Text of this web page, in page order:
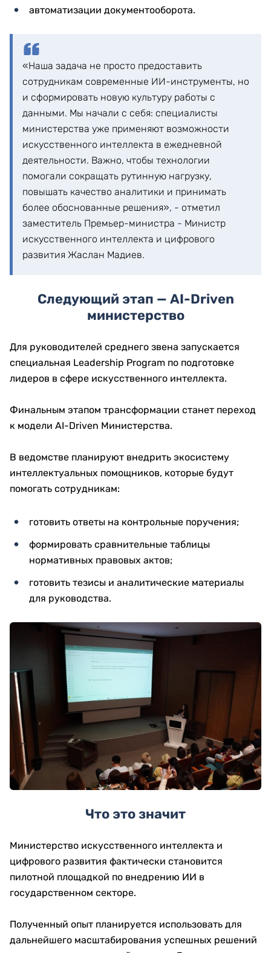
автоматизации документооборота.
«Наша задача не просто предоставить
сотрудникам современные ИИ-инструменты, но
и сформировать новую культуру работы с
данными. Мы начали с себя: специалисты
министерства уже применяют возможности
искусственного интеллекта в ежедневной
деятельности. Важно, чтобы технологии
помогали сокращать рутинную нагрузку,
повышать качество аналитики и принимать
более обоснованные решения», - отметил
заместитель Премьер-министра - Министр
искусственного интеллекта и цифрового
развития Жаслан Мадиев.
Следующий этап — AI-Driven
министерство
Для руководителей среднего звена запускается
специальная Leadership Program по подготовке
лидеров в сфере искусственного интеллекта.
Финальным этапом трансформации станет переход
к модели AI-Driven Министерства.
В ведомстве планируют внедрить экосистему
интеллектуальных помощников, которые будут
помогать сотрудникам:
готовить ответы на контрольные поручения;
формировать сравнительные таблицы
нормативных правовых актов;
готовить тезисы и аналитические материалы
для руководства.
Что это значит
Министерство искусственного интеллекта и
цифрового развития фактически становится
пилотной площадкой по внедрению ИИ в
государственном секторе.
Полученный опыт планируется использовать для
дальнейшего масштабирования успешных решений